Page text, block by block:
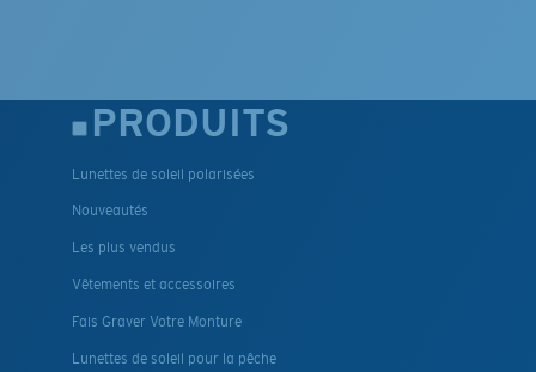
PRODUITS
Lunettes de soleil polarisées
Nouveautés
Les plus vendus
Vêtements et accessoires
Fais Graver Votre Monture
Lunettes de soleil pour la pêche